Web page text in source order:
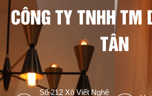
CÔNG TY TNHH TM
TÂN
Số 212 Xô Viết Nghệ